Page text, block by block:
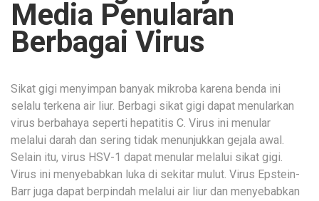
Media Penularan
Berbagai Virus
Sikat gigi menyimpan banyak mikroba karena benda ini
selalu terkena air liur. Berbagi sikat gigi dapat menularkan
virus berbahaya seperti hepatitis C. Virus ini menular
melalui darah dan sering tidak menunjukkan gejala awal.
Selain itu, virus HSV-1 dapat menular melalui sikat gigi.
Virus ini menyebabkan luka di sekitar mulut. Virus Epstein-
Barr juga dapat berpindah melalui air liur dan menyebabkan